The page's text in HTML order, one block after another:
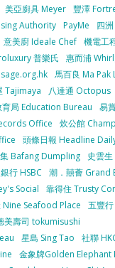
美亞廚具 Meyer 豐澤
Authority PayMe
四
意美廚 Ideale Chef 機電工
普樂氏
惠而浦
馬百良 Ma Pak
Tajimaya
八達通 Octopus
育局 Education Bureau
易
Office
炊公館
頭條日報 Headline
Bafang Dumpling
史雲
行 HSBC
潮．囍薈 Grand
Social
靠得住 Trusty
Nine Seafood Place
五豐
美壽司 tokumisushi
星島 Sing Tao
社聯
金象牌Golden Elephant